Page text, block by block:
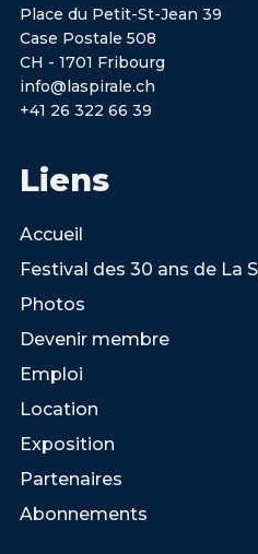
Place du Petit-St-Jean 39
Case Postale 508
CH - 1701 Fribourg
info@laspirale.ch
+41 26 322 66 39
Liens
Accueil
Festival des 30 ans de La
Photos
Devenir membre
Emploi
Location
Exposition
Partenaires
Abonnements